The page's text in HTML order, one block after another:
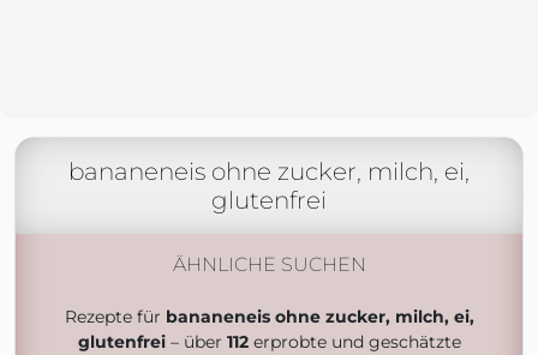
bananeneis ohne zucker, milch, ei,
glutenfrei
ÄHNLICHE SUCHEN
Rezepte für bananeneis ohne zucker, milch, ei,
glutenfrei– über 112erprobte und geschätzte